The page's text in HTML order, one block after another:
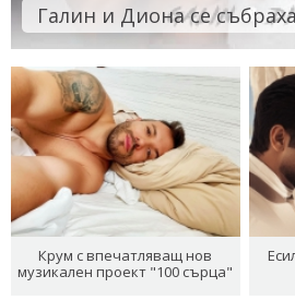
Галин и Диона се
Крум с впечатляващ нов
музикален проект "100 сърца"